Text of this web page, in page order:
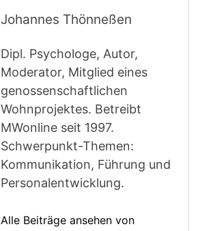
Johannes Thönneßen
Dipl. Psychologe, Autor,
Moderator, Mitglied eines
genossenschaftlichen
Wohnprojektes. Betreibt
MWonline seit 1997.
Schwerpunkt-Themen:
Kommunikation, Führung und
Personalentwicklung.
Alle Beiträge ansehen von